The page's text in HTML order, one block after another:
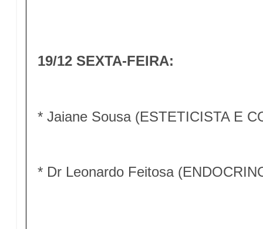
19/12 SEXTA-FEIRA:
* Jaiane Sousa (ESTETICISTA E
* Dr Leonardo Feitosa